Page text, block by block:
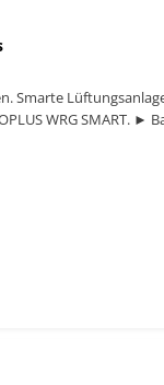
Smarte
WRG SMART. ►